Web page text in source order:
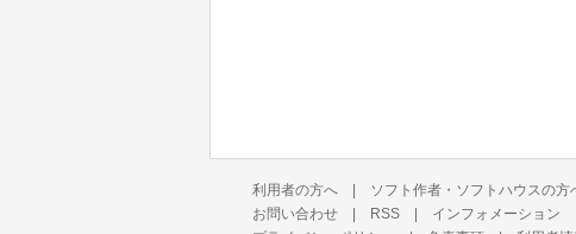
利用者の方へ | ソフト作者・ソフトハウスの方
お問い合わせ | RSS | インフォメーション